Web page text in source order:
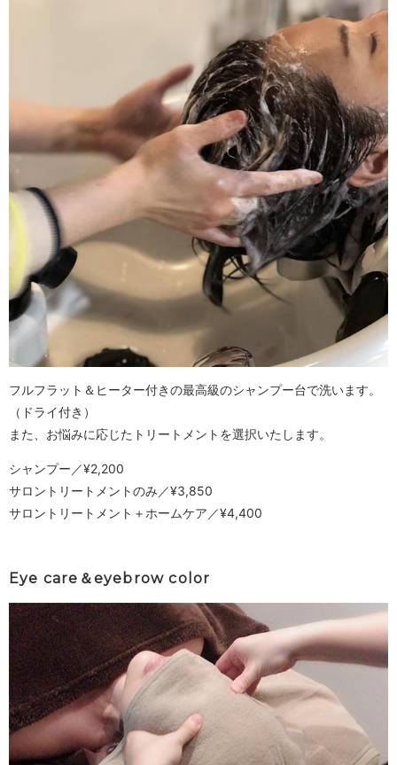
フルフラット＆ヒーター付きの最高級のシャンプー台で洗います。
（ドライ付き）
また、お悩みに応じたトリートメントを選択いたします。
シャンプー／¥2,200
サロントリートメントのみ／¥3,850
サロントリートメント＋ホームケア／¥4,400
Eye care＆eyebrow color